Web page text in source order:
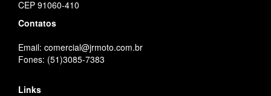
CEP 91060-410
Contatos
Email: comercial@jrmoto.com.br
Fones: (51)3085-7383
Links